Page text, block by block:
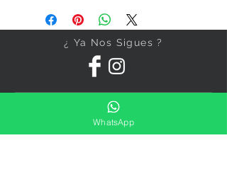
¿ Ya Nos Sigues ?
Suscríbete ahora
WhatsApp